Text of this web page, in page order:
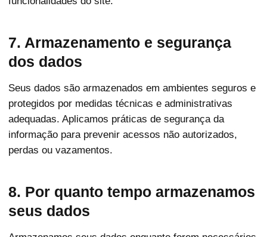
7. Armazenamento e segurança
dos dados
Seus dados são armazenados em ambientes seguros e
protegidos por medidas técnicas e administrativas
adequadas. Aplicamos práticas de segurança da
informação para prevenir acessos não autorizados,
perdas ou vazamentos.
8. Por quanto tempo armazenamos
seus dados